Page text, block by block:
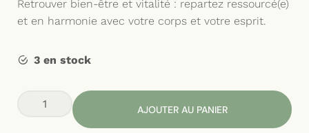
Retrouver bien-être et vitalité : repartez ressourcé(e)
et en harmonie avec votre corps et votre esprit.
3 en stock
quantité
AJOUTER AU PANIER